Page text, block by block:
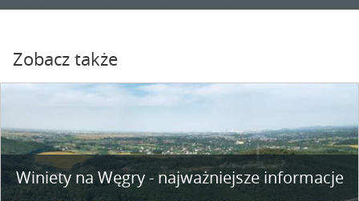
Zobacz także
Winiety na Węgry - najważniejsze informacje